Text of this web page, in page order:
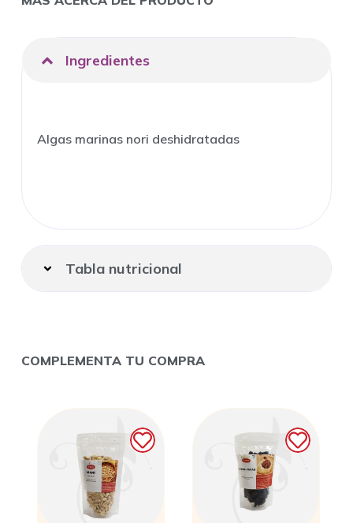
Ingredientes
Algas marinas nori deshidratadas
Tabla nutricional
COMPLEMENTA TU COMPRA